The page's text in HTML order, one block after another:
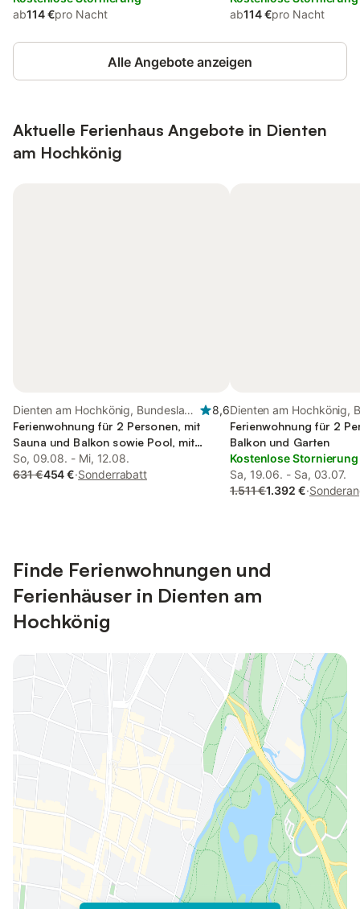
ab114 €pro Nacht
ab114 €pro Nacht
Alle Angebote anzeigen
Aktuelle Ferienhaus Angebote in Dienten
am Hochkönig
Dienten am Hochkönig, Bundesland
Salzburg
8,6
Ferienwohnung für 2 Personen, mit
Sauna und Balkon sowie Pool, mit
Haustier
So, 09.08. - Mi, 12.08.
631 €454 €·Sonderrabatt
Dienten am Hochkönig,
Salzburg
Ferienwohnung für 2
Balkon und Garten
Kostenlose Stornierung
Sa, 19.06. - Sa, 03.07.
1.511 €1.392 €·
Finde Ferienwohnungen und
Ferienhäuser in Dienten am
Hochkönig